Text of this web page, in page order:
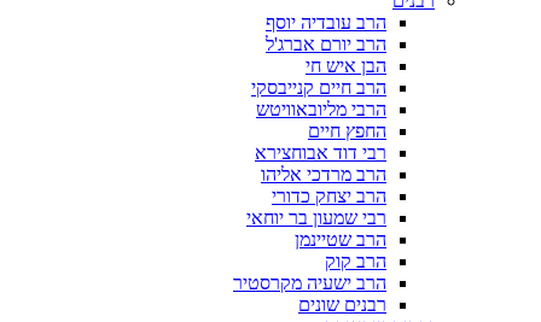
הרב עובדיה יוסף
הרב יורם אברג'ל
הבן איש חי
הרב חיים קנייבסקי
הרבי מליובאוויטש
החפץ חיים
רבי דוד אבוחצירא
הרב מרדכי אליהו
הרב יצחק כדורי
רבי שמעון בר יוחאי
הרב שטיינמן
הרב קוק
הרב ישעיה מקרסטיר
רבנים שונים